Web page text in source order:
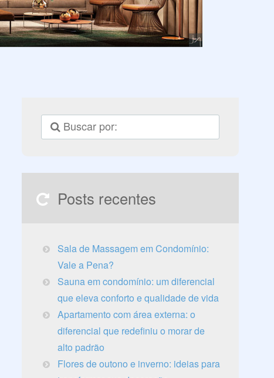
Posts recentes
Sala de Massagem em Condomínio:
Vale a Pena?
Sauna em condomínio: um diferencial
que eleva conforto e qualidade de vida
Apartamento com área externa: o
diferencial que redefiniu o morar de
alto padrão
Flores de outono e inverno: ideias para